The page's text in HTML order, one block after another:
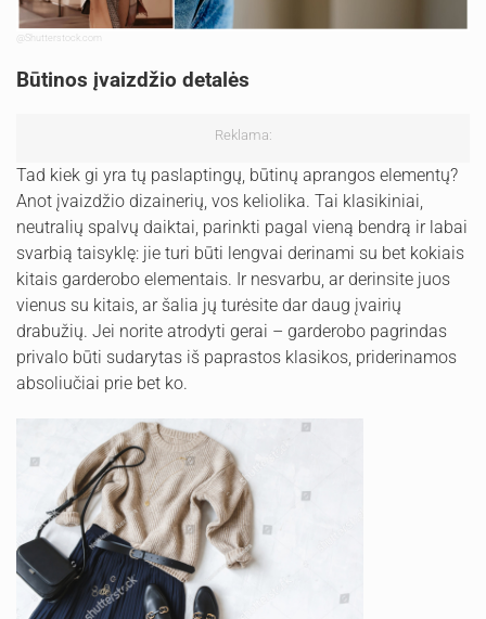
@Shutterstock.com
Būtinos įvaizdžio detalės
Reklama:
Tad kiek gi yra tų paslaptingų, būtinų aprangos elementų?
Anot įvaizdžio dizainerių, vos keliolika. Tai klasikiniai,
neutralių spalvų daiktai, parinkti pagal vieną bendrą ir labai
svarbią taisyklę: jie turi būti lengvai derinami su bet kokiais
kitais garderobo elementais. Ir nesvarbu, ar derinsite juos
vienus su kitais, ar šalia jų turėsite dar daug įvairių
drabužių. Jei norite atrodyti gerai – garderobo pagrindas
privalo būti sudarytas iš paprastos klasikos, priderinamos
absoliučiai prie bet ko.